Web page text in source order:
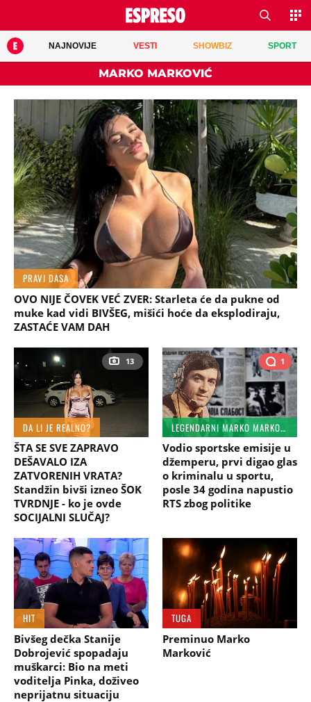
NAJNOVIJE VESTI SHOWBIZ SPORT
MARKO MARKOVIĆ
PRAVI DASA
OVO NIJE ČOVEK VEĆ ZVER: Starleta će da pukne od
muke kad vidi BIVŠEG, mišići hoće da eksplodiraju,
ZASTAĆE VAM DAH
13
DA LI JE REALNO?
ŠTA SE SVE ZAPRAVO
DEŠAVALO IZA
ZATVORENIH VRATA?
Standžin bivši izneo ŠOK
TVRDNJE - ko je ovde
SOCIJALNI SLUČAJ?
1
LEGENDARNI MARKO MARKOVIĆ
Vodio sportske emisije u
džemperu, prvi digao glas
o kriminalu u sportu,
posle 34 godina napustio
RTS zbog politike
HIT
Bivšeg dečka Stanije
Dobrojević spopadaju
muškarci: Bio na meti
voditelja Pinka, doživeo
neprijatnu situaciju
TUGA
Preminuo Marko
Marković